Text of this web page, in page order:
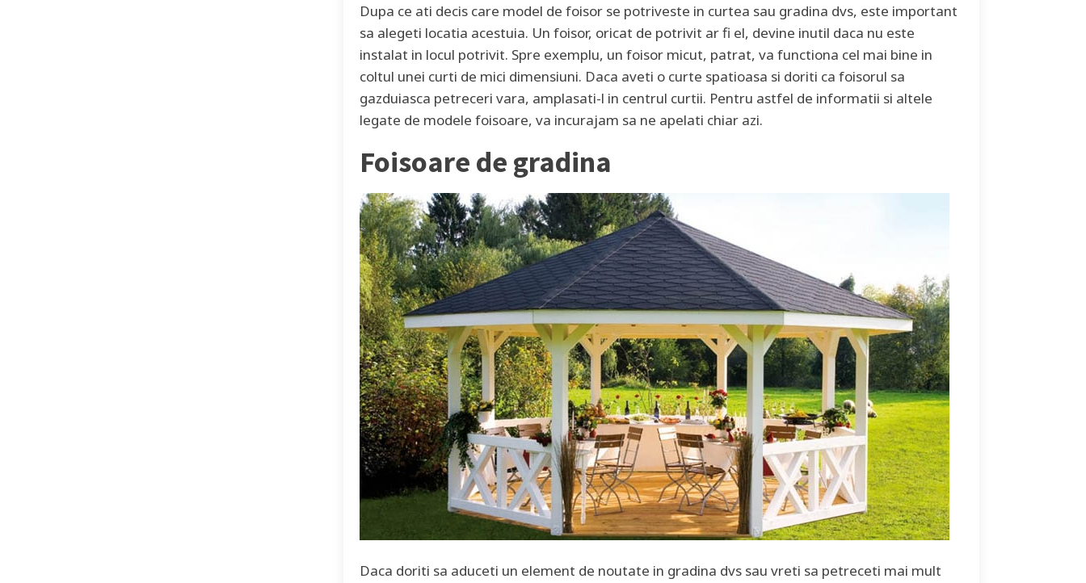
Dupa ce ati decis care model de foisor se potriveste in curtea sau gradina dvs, este important
sa alegeti locatia acestuia. Un foisor, oricat de potrivit ar fi el, devine inutil daca nu este
instalat in locul potrivit. Spre exemplu, un foisor micut, patrat, va functiona cel mai bine in
coltul unei curti de mici dimensiuni. Daca aveti o curte spatioasa si doriti ca foisorul sa
gazduiasca petreceri vara, amplasati-l in centrul curtii. Pentru astfel de informatii si altele
legate de modele foisoare, va incurajam sa ne apelati chiar azi.
Foisoare de gradina
Daca doriti sa aduceti un element de noutate in gradina dvs sau vreti sa petreceti mai mult